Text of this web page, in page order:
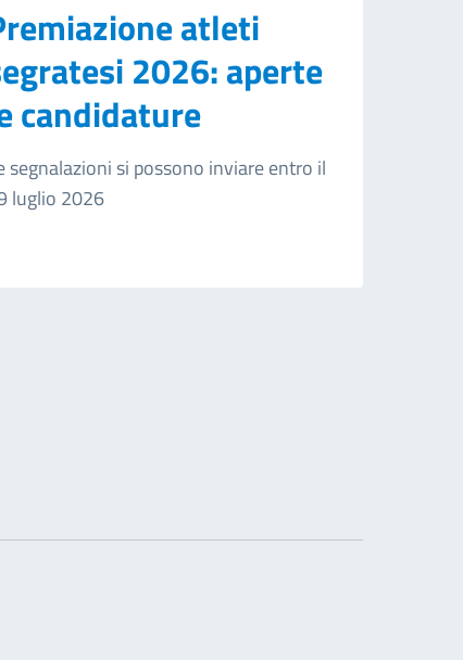
atleti
2026: aperte
candidature
segnalazioni si possono inviare entro il
luglio 2026